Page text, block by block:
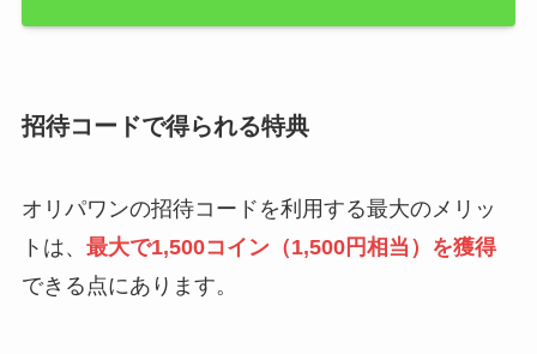
招待コードで得られる特典
オリパワンの招待コードを利用する最大のメリッ
トは、 最大で1,500コイン（1,500円相当）を獲得
できる点にあります。